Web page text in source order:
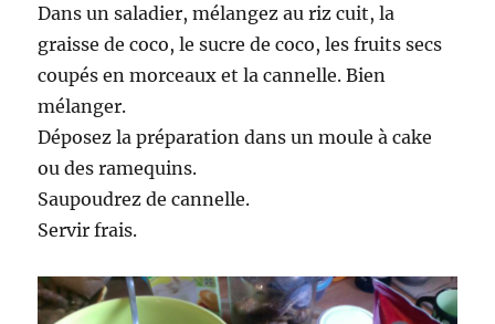
Dans un saladier, mélangez au riz cuit, la
graisse de coco, le sucre de coco, les fruits secs
coupés en morceaux et la cannelle. Bien
mélanger.
Déposez la préparation dans un moule à cake
ou des ramequins.
Saupoudrez de cannelle.
Servir frais.